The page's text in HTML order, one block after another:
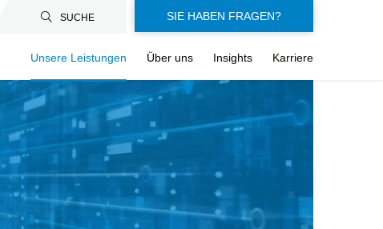
SUCHE SIE HABEN FRAGEN?
Unsere Leistungen Über uns Insights Karriere